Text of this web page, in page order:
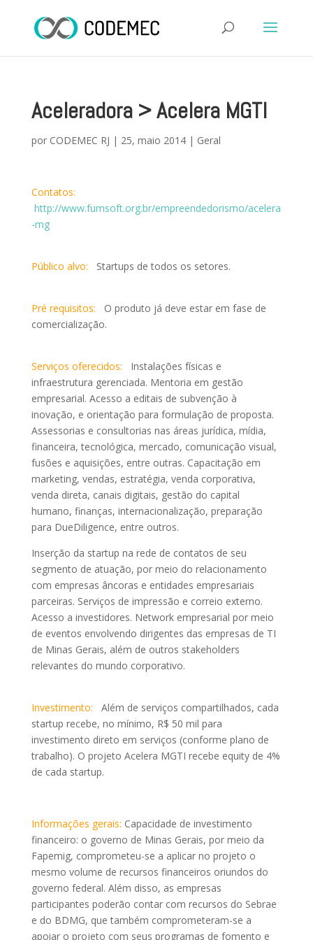
Aceleradora > Acelera MGTI
por CODEMEC RJ | 25, maio 2014| Geral
Contatos:
http://www.fumsoft.org.br/empreendedorismo/acelera
-mg
Público alvo: Startups de todos os setores.
Pré requisitos: O produto já deve estar em fase de
comercialização.
Serviços oferecidos: Instalações físicas e
infraestrutura gerenciada. Mentoria em gestão
empresarial. Acesso a editais de subvenção à
inovação, e orientação para formulação de proposta.
Assessorias e consultorias nas áreas jurídica, mídia,
financeira, tecnológica, mercado, comunicação visual,
fusões e aquisições, entre outras. Capacitação em
marketing, vendas, estratégia, venda corporativa,
venda direta, canais digitais, gestão do capital
humano, finanças, internacionalização, preparação
para DueDiligence, entre outros.
Inserção da startup na rede de contatos de seu
segmento de atuação, por meio do relacionamento
com empresas âncoras e entidades empresariais
parceiras. Serviços de impressão e correio externo.
Acesso a investidores. Network empresarial por meio
de eventos envolvendo dirigentes das empresas de TI
de Minas Gerais, além de outros stakeholders
relevantes do mundo corporativo.
Investimento:
Além de serviços compartilhados, cada
startup recebe, no mínimo, R$ 50 mil para
investimento direto em serviços (conforme plano de
trabalho). O projeto Acelera MGTI recebe equity de 4%
de cada startup.
Informações gerais: Capacidade de investimento
financeiro: o governo de Minas Gerais, por meio da
Fapemig, comprometeu-se a aplicar no projeto o
mesmo volume de recursos financeiros oriundos do
governo federal. Além disso, as empresas
participantes poderão contar com recursos do Sebrae
e do BDMG, que também comprometeram-se a
apoiar o projeto com seus programas de fomento e